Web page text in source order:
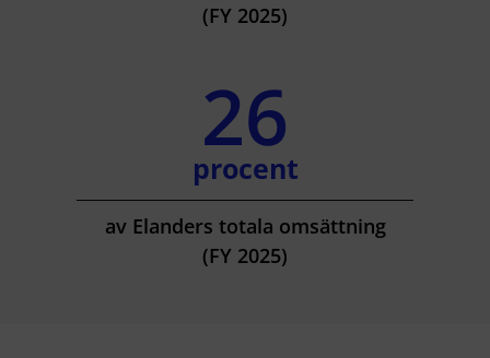
(FY 2025)
26
procent
av Elanders totala omsättning
(FY 2025)